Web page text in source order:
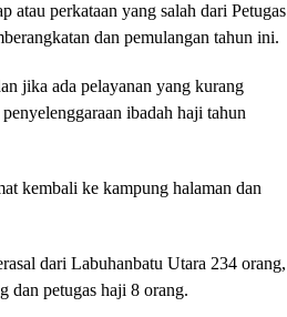
atau perkataan yang salah dari Petugas
dan pemulangan tahun ini.
jika ada pelayanan yang kurang
ibadah haji tahun
kembali ke kampung halaman dan
dari Labuhanbatu Utara 234 orang,
dan petugas haji 8 orang.